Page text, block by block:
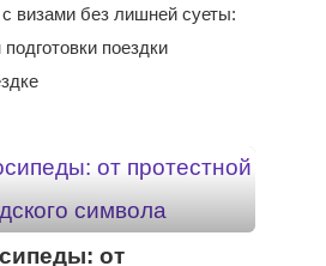
с визами без лишней суеты:
поездки
от